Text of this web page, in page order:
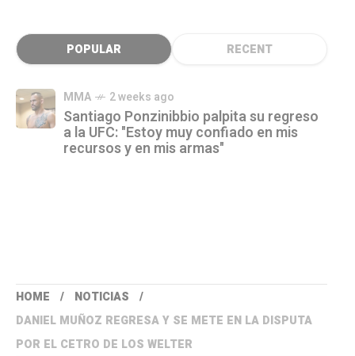
POPULAR RECENT
MMA 2 weeks ago
Santiago Ponzinibbio palpita su regreso
a la UFC: "Estoy muy confiado en mis
recursos y en mis armas"
HOME
NOTICIAS
DANIEL MUÑOZ REGRESA Y SE METE EN LA DISPUTA
POR EL CETRO DE LOS WELTER